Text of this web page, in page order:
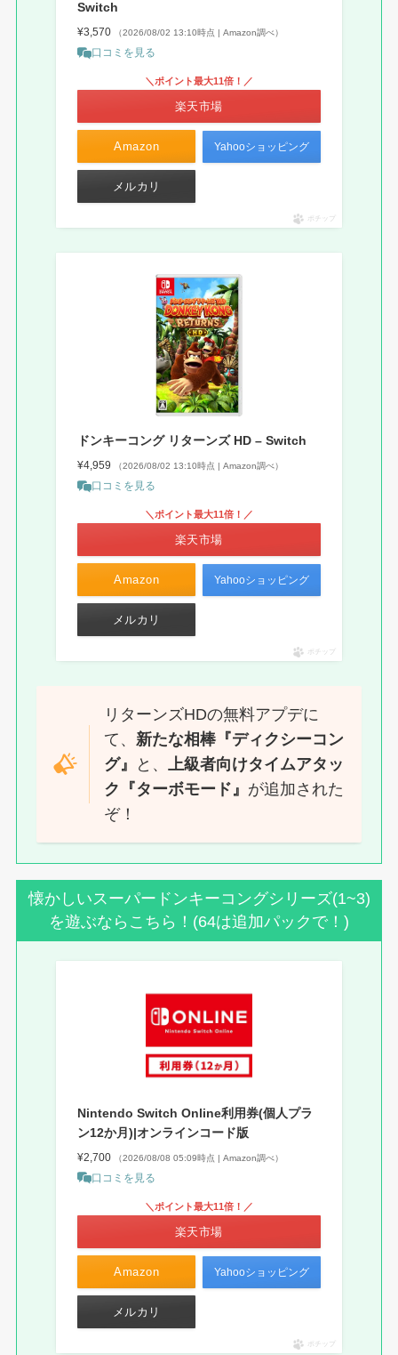
Switch
¥3,570 （2026/08/02 13:10時点 | Amazon調べ）
口コミを見る
Amazon
＼ポイント最大11倍！／
楽天市場
Yahooショッピング
メルカリ
ポチップ
ドンキーコング リターンズ HD – Switch
¥4,959 （2026/08/02 13:10時点 | Amazon調べ）
口コミを見る
Amazon
＼ポイント最大11倍！／
楽天市場
Yahooショッピング
メルカリ
ポチップ
リターンズHDの無料アプデに
て、新たな相棒『ディクシーコン
グ』
と、上級者向けタイムアタッ
ク『ターボモード』 が追加された
ぞ！
懐かしいスーパードンキーコングシリーズ(1~3)
を遊ぶならこちら！(64は追加パックで！)
Nintendo Switch Online利用券(個人プラ
ン12か月)|オンラインコード版
¥2,700 （2026/08/08 05:09時点 | Amazon調べ）
口コミを見る
Amazon
＼ポイント最大11倍！／
楽天市場
Yahooショッピング
メルカリ
ポチップ